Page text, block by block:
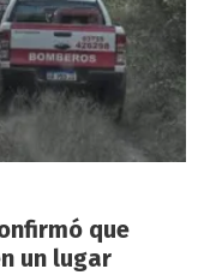
que
un lugar